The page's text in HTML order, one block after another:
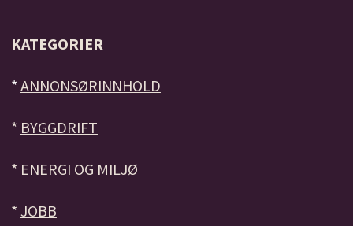
KATEGORIER
* ANNONSØRINNHOLD
* BYGGDRIFT
* ENERGI OG MILJØ
* JOBB